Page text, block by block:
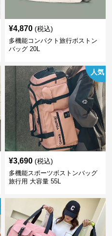
¥4,870 (税込)
多機能コンパクト旅行ボストン
バッグ 20L
人気
¥3,690 (税込)
多機能スポーツボストンバッグ
旅行用 大容量 55L